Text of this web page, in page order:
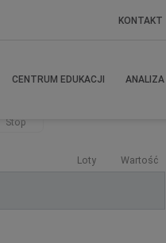
KONTAKT
CENTRUM EDUKACJI ANALIZA
Stop
Loty Wartość